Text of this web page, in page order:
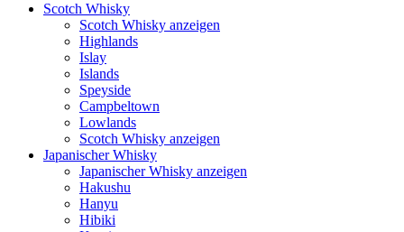
Scotch Whisky
Scotch Whisky anzeigen
Highlands
Islay
Islands
Speyside
Campbeltown
Lowlands
Scotch Whisky anzeigen
Japanischer Whisky
Japanischer Whisky anzeigen
Hakushu
Hanyu
Hibiki